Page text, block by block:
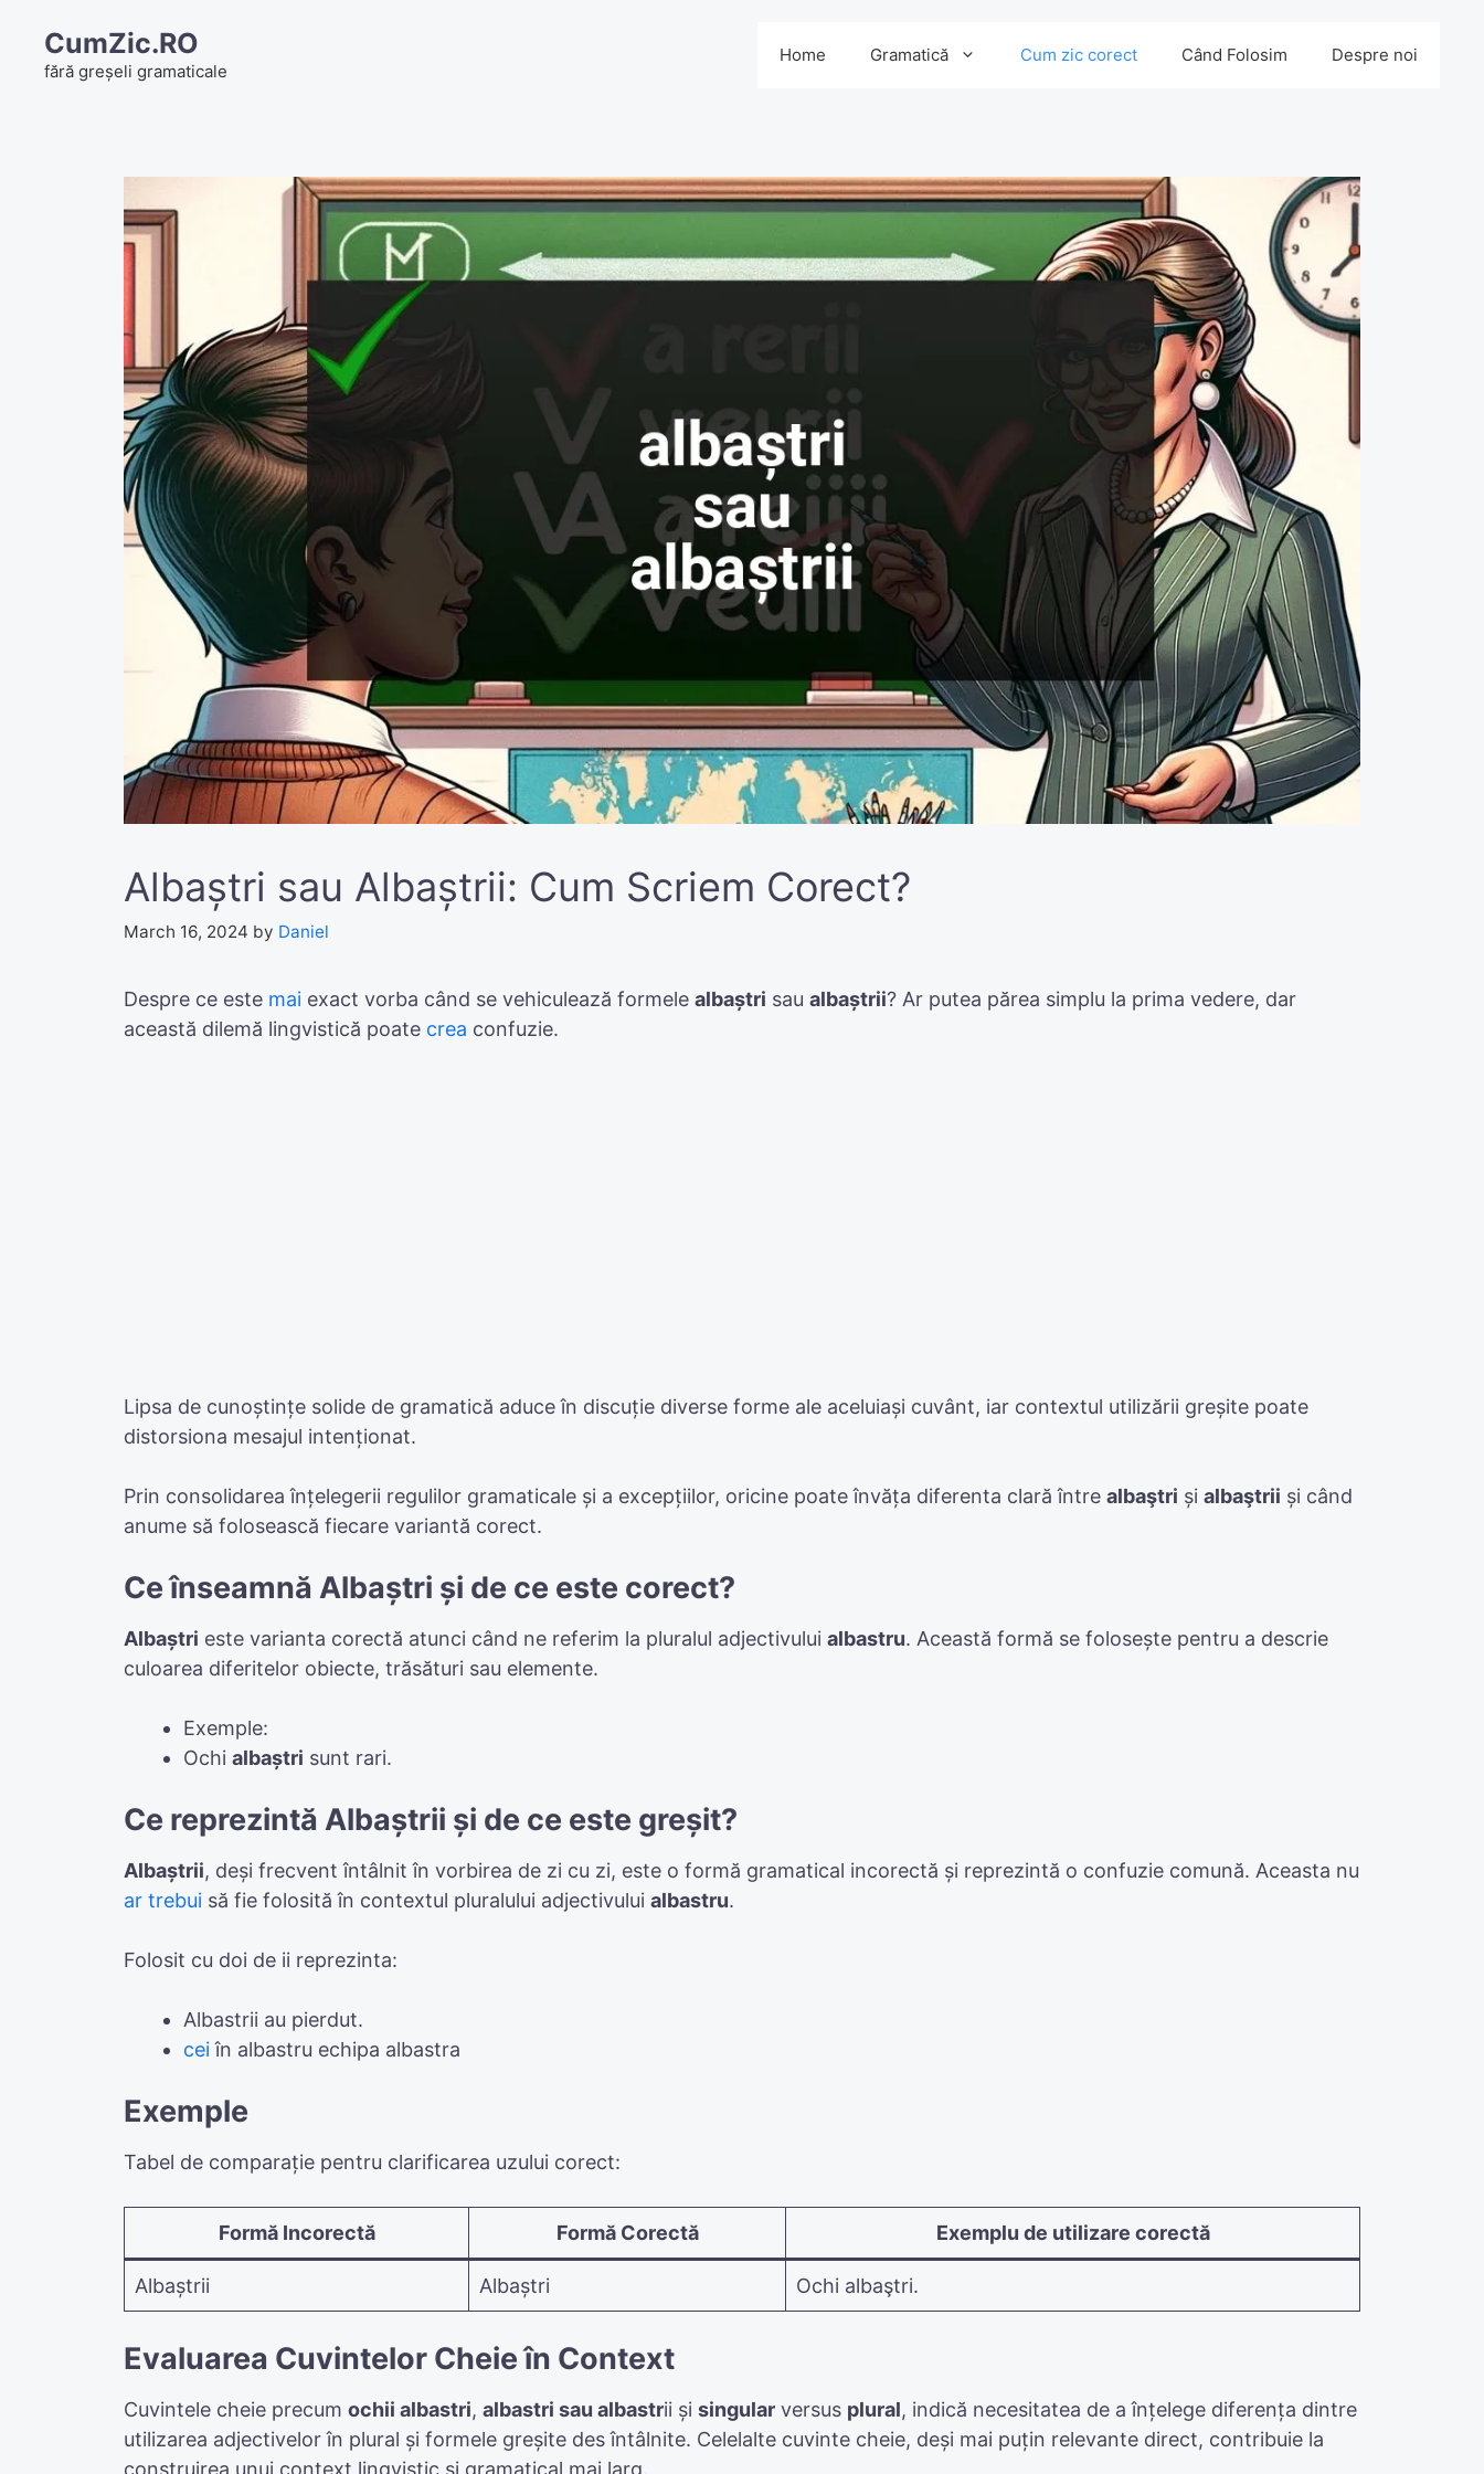
content
CumZic.RO
fără greșeli gramaticale
Home Gramatică Cum zic corect Când Folosim Despre noi
Albaștri sau Albaștrii: Cum Scriem Corect?
March 16, 2024 by Daniel
Despre ce este mai exact vorba când se vehiculează formele albaștri sau albaștrii? Ar putea părea simplu la prima vedere, dar
această dilemă lingvistică poate crea confuzie.
Lipsa de cunoștințe solide de gramatică aduce în discuție diverse forme ale aceluiași cuvânt, iar contextul utilizării greșite poate
distorsiona mesajul intenționat.
Prin consolidarea înțelegerii regulilor gramaticale și a excepțiilor, oricine poate învăța diferenta clară între albaştri și albaştrii și când
anume să folosească fiecare variantă corect.
Ce înseamnă Albaștri și de ce este corect?
Albaștri este varianta corectă atunci când ne referim la pluralul adjectivului albastru. Această formă se folosește pentru a descrie
culoarea diferitelor obiecte, trăsături sau elemente.
Exemple:
Ochi albaștri sunt rari.
Ce reprezintă Albaștrii și de ce este greșit?
Albaștrii, deși frecvent întâlnit în vorbirea de zi cu zi, este o formă gramatical incorectă și reprezintă o confuzie comună. Aceasta nu
ar trebui să fie folosită în contextul pluralului adjectivului albastru.
Folosit cu doi de ii reprezinta:
Albastrii au pierdut.
ceiîn albastru echipa albastra
Exemple
Tabel de comparație pentru clarificarea uzului corect:
Formă Incorectă Formă Corectă Exemplu de utilizare corectă
Albaștrii Albaștri Ochi albaştri.
Evaluarea Cuvintelor Cheie în Context
Cuvintele cheie precum ochii albastri, albastri sau albastrii și singular versus plural, indică necesitatea de a înțelege diferența dintre
utilizarea adjectivelor în plural și formele greșite des întâlnite. Celelalte cuvinte cheie, deși mai puțin relevante direct, contribuie la
construirea unui context lingvistic și gramatical mai larg.